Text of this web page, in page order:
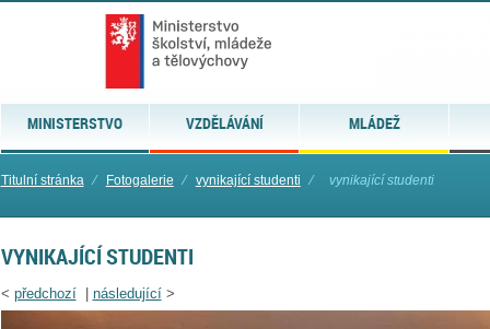
MINISTERSTVO VZDĚLÁVÁNÍ MLÁDEŽ
Titulní stránka ⁄ Fotogalerie ⁄ vynikající studenti ⁄ vynikající studenti
VYNIKAJÍCÍ STUDENTI
< předchozí| následující>